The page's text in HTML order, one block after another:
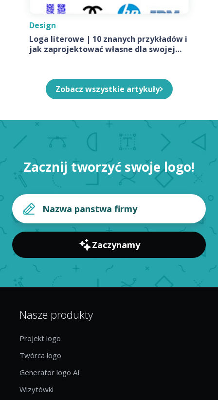
Design
Loga literowe | 10 znanych przykładów i
jak zaprojektować własne dla swojej
Zobacz wszystkie artykuły
Zacznij tworzyć swoje logo!
Zaczynamy
Nasze produkty
Projekt logo
Twórca logo
Generator logo AI
Wizytówki